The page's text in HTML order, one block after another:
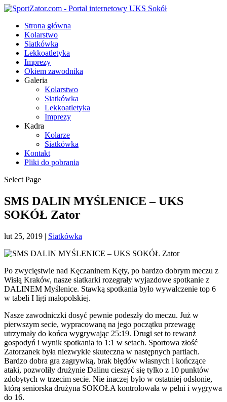
Strona główna
Kolarstwo
Siatkówka
Lekkoatletyka
Imprezy
Okiem zawodnika
Galeria
Kolarstwo
Siatkówka
Lekkoatletyka
Imprezy
Kadra
Kolarze
Siatkówka
Kontakt
Pliki do pobrania
Select Page
SMS DALIN MYŚLENICE – UKS
SOKÓŁ Zator
lut 25, 2019 | Siatkówka
Po zwycięstwie nad Kęczaninem Kęty, po bardzo dobrym meczu z
Wisłą Kraków, nasze siatkarki rozegrały wyjazdowe spotkanie z
DALINEM Myślenice. Stawką spotkania było wywalczenie top 6
w tabeli I ligi małopolskiej.
Nasze zawodniczki dosyć pewnie podeszły do meczu. Już w
pierwszym secie, wypracowaną na jego początku przewagę
utrzymały do końca wygrywając 25:19. Drugi set to rewanż
gospodyń i wynik spotkania to 1:1 w setach. Sportowa złość
Zatorzanek była niezwykle skuteczna w następnych partiach.
Bardzo dobra gra zagrywką, brak błędów własnych i kończące
ataki, pozwoliły drużynie Dalinu cieszyć się tylko z 10 punktów
zdobytych w trzecim secie. Nie inaczej było w ostatniej odsłonie,
którą seniorska drużyna SOKOŁA kontrolowała w pełni i wygrywa
do 16.